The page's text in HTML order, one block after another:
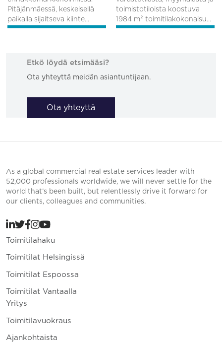
Pitäjänmäessä, keskeisellä
paikalla sijaitseva kiinte...
toimistotiloista koostuva
1984 m² toimitilakokonaisu...
Etkö löydä etsimääsi?
Ota yhteyttä meidän asiantuntijaan.
Ota yhteyttä
As a global commercial real estate services leader with
52,000 professionals worldwide, we will never settle for the
world that’s been built, but relentlessly drive it forward for
our clients, colleagues and communities.
Toimitilahaku
Toimitilat Helsingissä
Toimitilat Espoossa
Toimitilat Vantaalla
Yritys
Toimitilavuokraus
Ajankohtaista